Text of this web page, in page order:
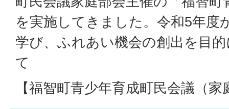
を実施してきました。令和5年度
学び、ふれあい機会の創出を目
て
【福智町青少年育成町民会議（